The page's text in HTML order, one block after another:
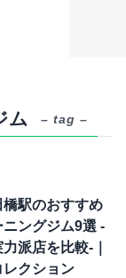
ム – tag –
橋駅のおすすめ
ングジム9選 -
派店を比較-｜
クション